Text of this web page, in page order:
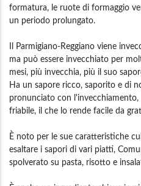
formatura, le ruote di formaggio
un periodo prolungato.
Il Parmigiano-Reggiano viene
ma può essere invecchiato per
mesi, più invecchia, più il suo
Ha un sapore ricco, saporito e di
pronunciato con l'invecchiamento,
friabile, il che lo rende facile da
È noto per le sue caratteristiche
esaltare i sapori di vari piatti,
spolverato su pasta, risotto e